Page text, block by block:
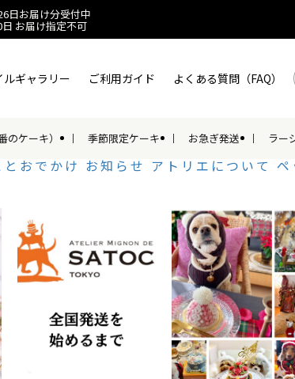
日お届け分受付中
お届け指定不可
ルギャラリー ご利用ガイド よくある質問（FAQ）
ケーキ） 季節限定ケーキ お急ぎ発送 ラー
おでかけ お知らせ アトリエについて ペ